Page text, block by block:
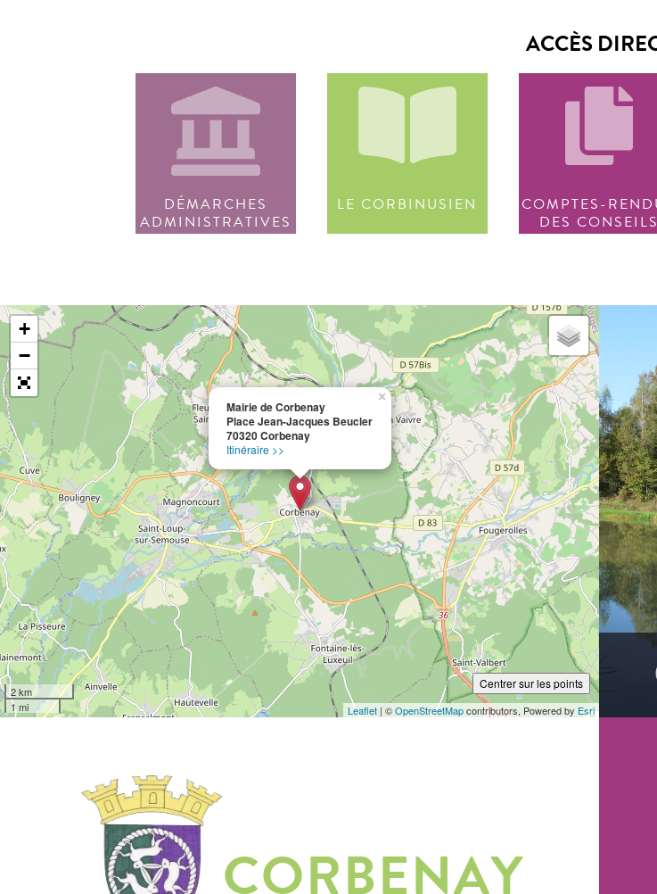
ACCÈS
DÉMARCHES
ADMINISTRATIVES
LE CORBINUSIEN
COMPTES-
DES CONSEILS
Mairie de Corbenay
Place Jean-Jacques Beucler
70320 Corbenay
Itinéraire >>
×
+
−
2 km
1 mi
Centrer sur les points
Leaflet | ©OpenStreetMapcontributors, Powered by Esri
CORBENAY